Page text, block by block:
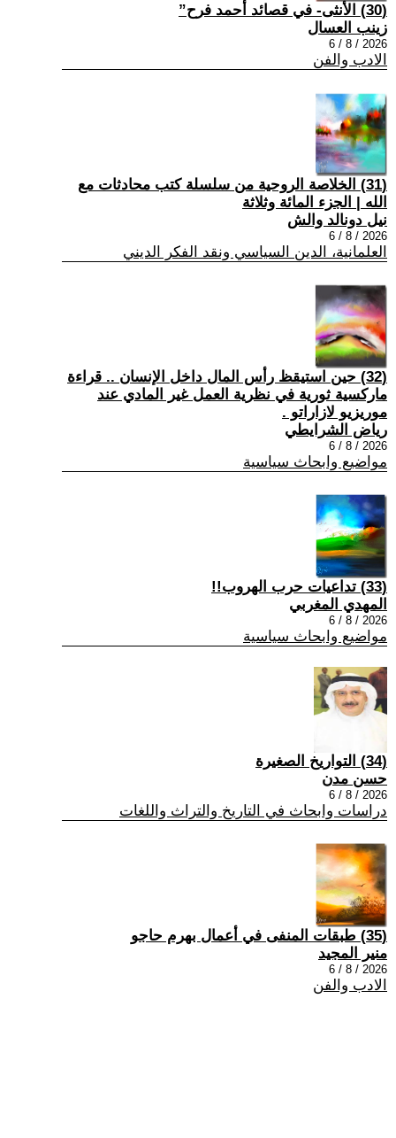
(30) الأنثى- في قصائد أحمد فرح”
زينب العسال
2026 / 8 / 6
الادب والفن
(31) الخلاصة الروحية من سلسلة كتب محادثات مع
الله | الجزء المائة وثلاثة
نيل دونالد والش
2026 / 8 / 6
العلمانية، الدين السياسي ونقد الفكر الديني
(32) حين استيقظ رأس المال داخل الإنسان .. قراءة
ماركسية ثورية في نظرية العمل غير المادي عند
موريزيو لازاراتو .
رياض الشرايطي
2026 / 8 / 6
مواضيع وابحاث سياسية
(33) تداعيات حرب الهروب!!
المهدي المغربي
2026 / 8 / 6
مواضيع وابحاث سياسية
(34) التواريخ الصغيرة
حسن مدن
2026 / 8 / 6
دراسات وابحاث في التاريخ والتراث واللغات
(35) طبقات المنفى في أعمال بهرم حاجو
منير المجيد
2026 / 8 / 6
الادب والفن